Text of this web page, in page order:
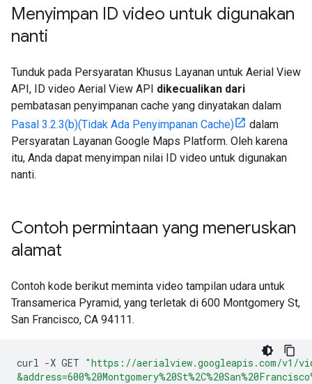
Menyimpan ID video untuk digunakan
nanti
Tunduk pada Persyaratan Khusus Layanan untuk Aerial View
API, ID video Aerial View API dikecualikan dari
pembatasan penyimpanan cache yang dinyatakan dalam
Pasal 3.2.3(b)(Tidak Ada Penyimpanan Cache)
dalam
Persyaratan Layanan Google Maps Platform. Oleh karena
itu, Anda dapat menyimpan nilai ID video untuk digunakan
nanti.
Contoh permintaan yang meneruskan
alamat
Contoh kode berikut meminta video tampilan udara untuk
Transamerica Pyramid, yang terletak di 600 Montgomery St,
San Francisco, CA 94111.
curl -X GET "https://aerialview.googleapis.com/v1/